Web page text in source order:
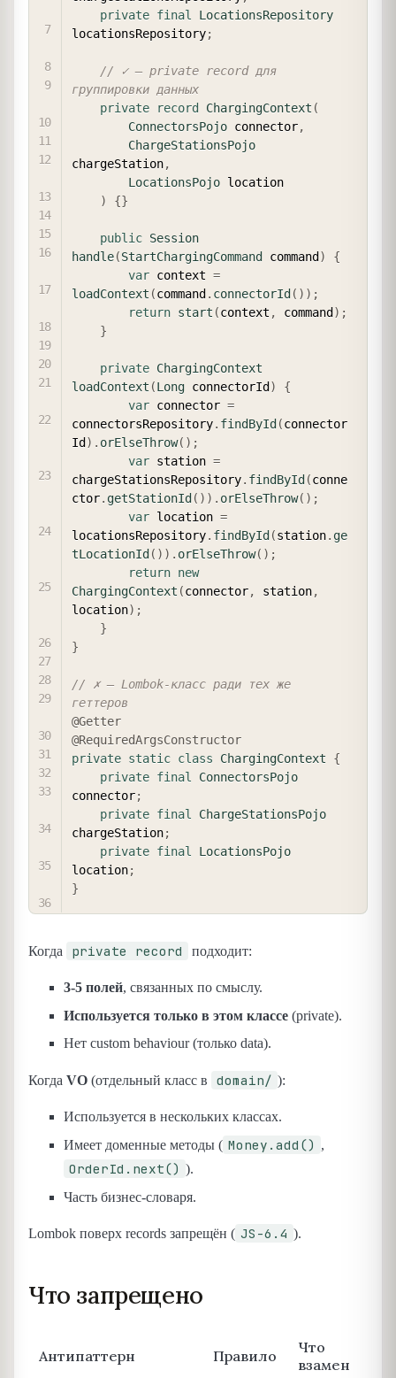
private final
LocationsRepository
locationsRepository;
// ✓ — private record для
группировки данных
private
record ChargingContext (
ConnectorsPojo connector,
ChargeStationsPojo
chargeStation,
LocationsPojo location
)
{}
public Session
handle(StartChargingCommand command )
{
var context =
loadContext (command . connectorId ( ) ) ;
return start (context , command ) ;
}
private ChargingContext
loadContext (Long connectorId )
{
var connector =
connectorsRepository. findById (connector
Id ) . orElseThrow( ) ;
var station =
chargeStationsRepository. findById (conne
ctor. getStationId ( ) ) . orElseThrow( ) ;
var location =
locationsRepository. findById (station. ge
tLocationId ( ) ) . orElseThrow( ) ;
return new
ChargingContext (connector, station,
location) ;
}
}
// ✗ — Lombok-класс ради тех же
геттеров
@Getter
@RequiredArgsConstructor
private static class ChargingContext
{
private final
ConnectorsPojo
connector;
private final
ChargeStationsPojo
chargeStation;
private final
LocationsPojo
location;
}
Когда private record подходит:
3-5 полей, связанных по смыслу.
Используется только в этом классе (private).
Нет custom behaviour (только data).
Когда VO (отдельный класс в domain/ ):
Используется в нескольких классах.
Имеет доменные методы ( Money.add() ,
OrderId.next() ).
Часть бизнес-словаря.
Lombok поверх records запрещён ( JS-6.4 ).
Что запрещено
Антипаттерн Правило
Что
взамен